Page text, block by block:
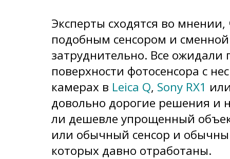
Эксперты сходятся во мнении,
подобным сенсором и
затруднительно. Все
поверхности фотосенсора с
камерах в Leica Q, Sony RX1
довольно дорогие решения и
ли дешевле упрощенный
или обычный сенсор и
которых давно отработаны.